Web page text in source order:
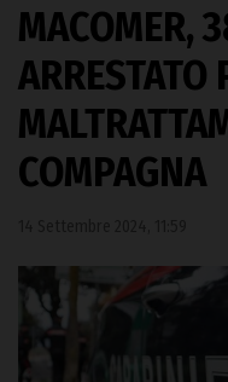
MACOMER,
ARRESTATO
COMPAGNA